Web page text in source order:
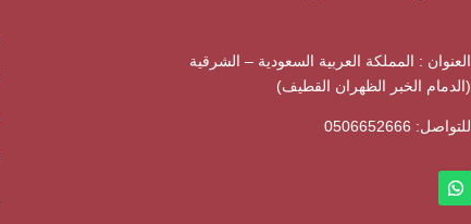
العنوان : المملكة العربية السعودية – الشرقية
(الدمام الخبر الظهران القطيف)
للتواصل: ⁦ 0506652666